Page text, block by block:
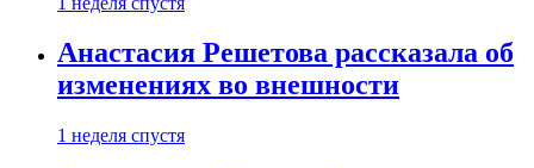
Анастасия Решетова рассказала об
изменениях во внешности
1 неделя спустя